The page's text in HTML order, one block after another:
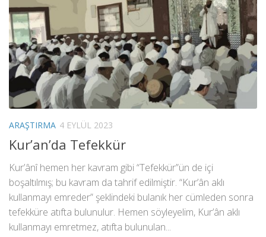
ARAŞTIRMA 4 EYLÜL 2023
Kur’an’da Tefekkür
Kur’ânî hemen her kavram gibi “Tefekkür”ün de içi
boşaltılmış; bu kavram da tahrif edilmiştir. “Kur’ân aklı
kullanmayı emreder” şeklindeki bulanık her cümleden sonra
tefekküre atıfta bulunulur. Hemen söyleyelim, Kur’ân aklı
kullanmayı emretmez, atıfta bulunulan...